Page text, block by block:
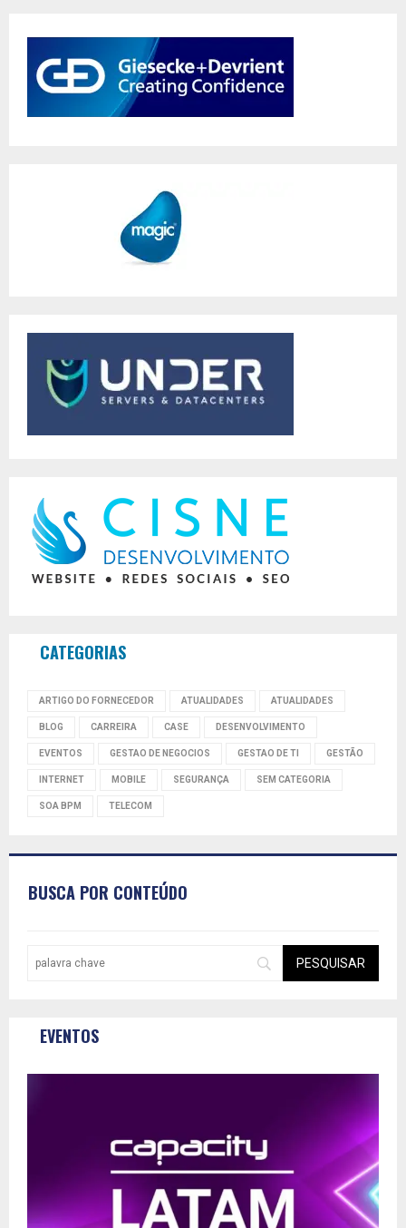
CATEGORIAS
ARTIGO DO FORNECEDOR ATUALIDADES ATUALIDADES
BLOG CARREIRA CASE DESENVOLVIMENTO
EVENTOS GESTAO DE NEGOCIOS GESTAO DE TI GESTÃO
INTERNET MOBILE SEGURANÇA SEM CATEGORIA
SOA BPM TELECOM
BUSCA POR CONTEÚDO
EVENTOS